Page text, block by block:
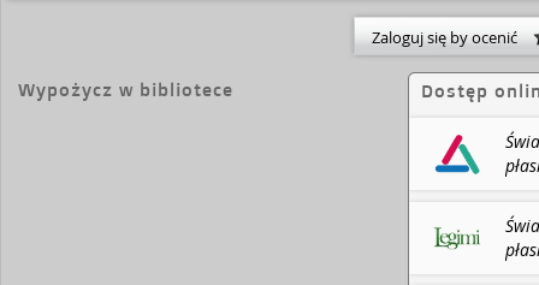
obiektywnej, naukowej prawdy. Antyszczepionkowcy - audiofilia
ekstremalna - chemtraile - homeopatia -
młodoziemski - płaska Ziemia - radiestezja -
pamięć wody - powiększanie piersi w hipnozie -
witaminy C - zaprzeczanie globalnemu ociepleniu
Zaloguj się by ocenić
Wypożycz w bibliotece Dostęp